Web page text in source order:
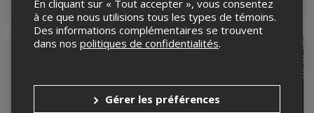
QC
En cliquant sur « Tout accepter », vous consentez
à ce que nous utilisions tous les types de témoins.
Des informations complémentaires se trouvent
dans nos politiques de confidentialités.
Gérer les préférences